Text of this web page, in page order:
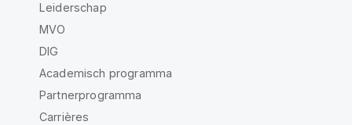
Leiderschap
MVO
DIG
Academisch programma
Partnerprogramma
Carrières